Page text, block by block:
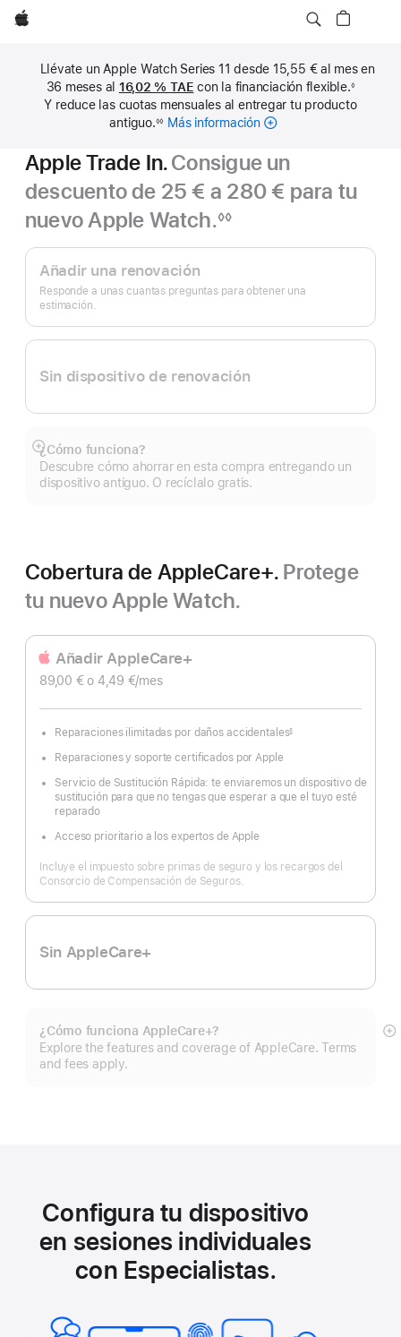
Apple
Llévate un Apple Watch Series 11 desde 15,55 € al mes en
36 meses al 16,02 %TAE con la financiación flexible.◊
Y reduce las cuotas mensuales al entregar tu producto
antiguo.
pie
de
página
◊◊ Más informaciónsobre
mensuales
Apple Trade In.Consigue un
descuento de 25 € a 280 € para tu
nuevo Apple Watch.
a
página
◊◊
Apple
Trade In.
Añadir una renovación
Responde a unas cuantas preguntas para obtener una
estimación.
Sin dispositivo de renovación
¿Cómo funciona?
Descubre cómo ahorrar en esta compra entregando un
dispositivo antiguo. O recíclalo gratis.
Mostrar
más
Cobertura de AppleCare+. Protege
tu nuevo Apple Watch.
Añadir AppleCare+
89,00 € o 4,49 €/mes
Reparaciones ilimitadas por daños accidentales
Nota
pie
§
Reparaciones y soporte certificados por Apple
Servicio de Sustitución Rápida: te enviaremos un dispositivo de
sustitución para que no tengas que esperar a que el tuyo esté
reparado
Acceso prioritario a los expertos de Apple
Incluye el impuesto sobre primas de seguro y los recargos del
Consorcio de Compensación de Seguros.
Sin AppleCare+
¿Cómo funciona AppleCare+?
Explore the features and coverage of AppleCare. Terms
and fees apply.
Configura tu dispositivo
en sesiones individuales
con Especialistas.